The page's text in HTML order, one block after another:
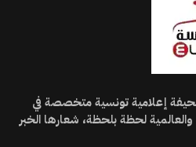
إعلامية تونسية متخصصة في
والعالمية لحظة بلحظة، شعارها الخبر